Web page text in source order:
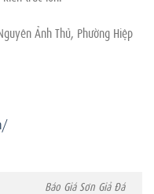
Ảnh Thủ, Phường Hiệp
Giả Đá